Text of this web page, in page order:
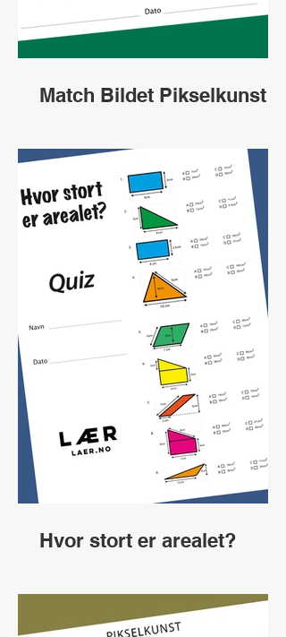
Match Bildet Pikselkunst
Hvor stort er arealet?